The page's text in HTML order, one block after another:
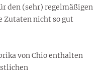
den (sehr) regelmäßigen
Zutaten nicht so gut
von Chio enthalten